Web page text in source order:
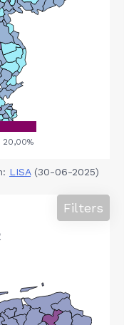
LISA(30-06-2025)
Filters